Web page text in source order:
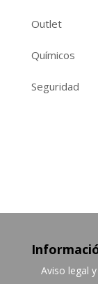
Outlet
Químicos
Seguridad
Aviso legal